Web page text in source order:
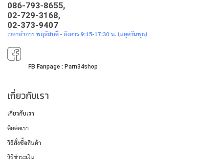
086-793-8655,
02-729-3168,
02-373-9407
เวลาทำการ พฤหัสบดี - อังคาร 9:15-17:30 น. (หยุดวันพุธ)
FB Fanpage : Parn34shop
เกี่ยวกับเรา
เกี่ยวกับเรา
ติดต่อเรา
วิธีสั่งซื้อสินค้า
วิธีชำระเงิน